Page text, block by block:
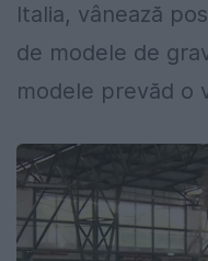
Italia, vânează
de modele de
modele prevăd o